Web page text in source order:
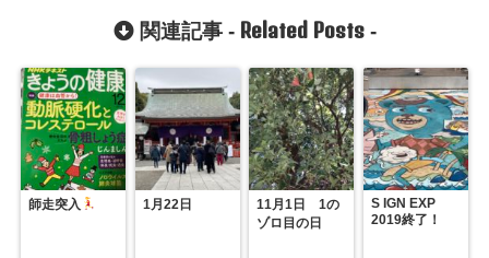
関連記事 - Related Posts-
師走突入 1月22日
11月1日 1の
ゾロ目の日
S IGN EXP
2019終了！